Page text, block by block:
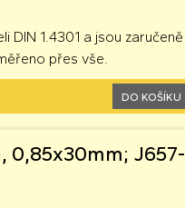
DIN 1.4301 a jsou zaručeně
přes vše.
DO KOŠÍKU
0,85x30mm; J657-